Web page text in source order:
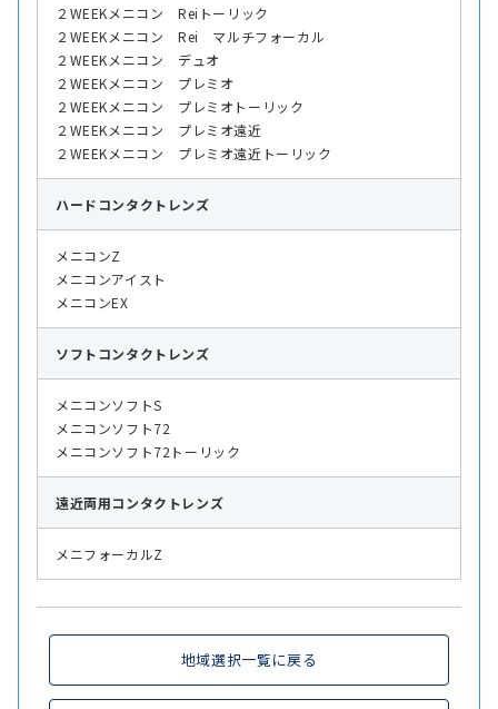
２WEEKメニコン Reiトーリック
２WEEKメニコン Rei マルチフォーカル
２WEEKメニコン デュオ
２WEEKメニコン プレミオ
２WEEKメニコン プレミオトーリック
２WEEKメニコン プレミオ遠近
２WEEKメニコン プレミオ遠近トーリック
ハード コンタクトレンズ
メニコンZ
メニコンアイスト
メニコンEX
ソフト コンタクトレンズ
メニコンソフトS
メニコンソフト72
メニコンソフト72トーリック
遠近両用コンタクトレンズ
メニフォーカルZ
地域選択一覧に戻る